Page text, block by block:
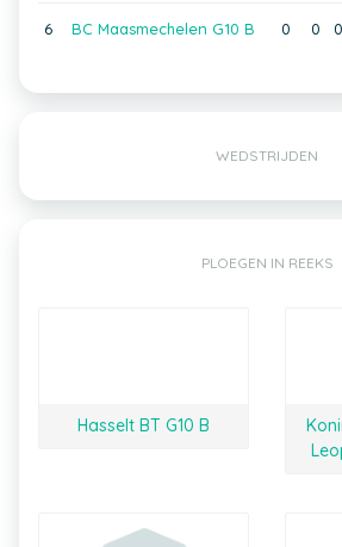
6 BC Maasmechelen G10 B 0 0 0
WEDSTRIJDEN
PLOEGEN IN REEKS
Hasselt BT G10 B